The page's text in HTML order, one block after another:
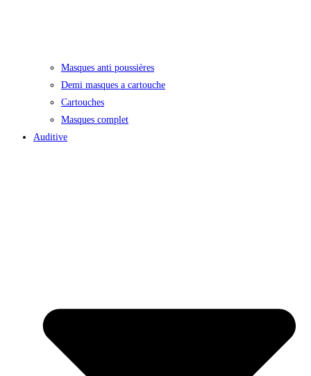
Masques anti poussières
Demi masques a cartouche
Cartouches
Masques complet
Auditive